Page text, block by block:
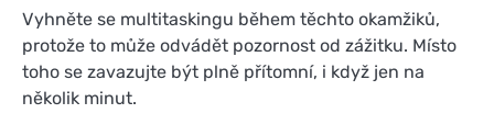
Vyhněte se multitaskingu během těchto okamžiků,
protože to může odvádět pozornost od zážitku. Místo
toho se zavazujte být plně přítomní, i když jen na
několik minut.